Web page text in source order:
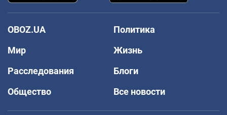
OBOZ.UA
Политика
Мир
Жизнь
Расследования
Блоги
Общество
Все новости